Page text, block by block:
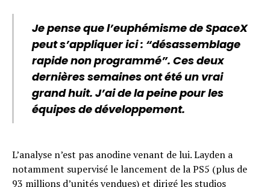
Je pense que l’euphémisme de SpaceX
peut s’appliquer ici : “désassemblage
rapide non programmé”. Ces deux
dernières semaines ont été un vrai
grand huit. J’ai de la peine pour les
équipes de développement.
L’analyse n’est pas anodine venant de lui. Layden a
notamment supervisé le lancement de la PS5 (plus de
93 millions d’unités vendues) et dirigé les studios